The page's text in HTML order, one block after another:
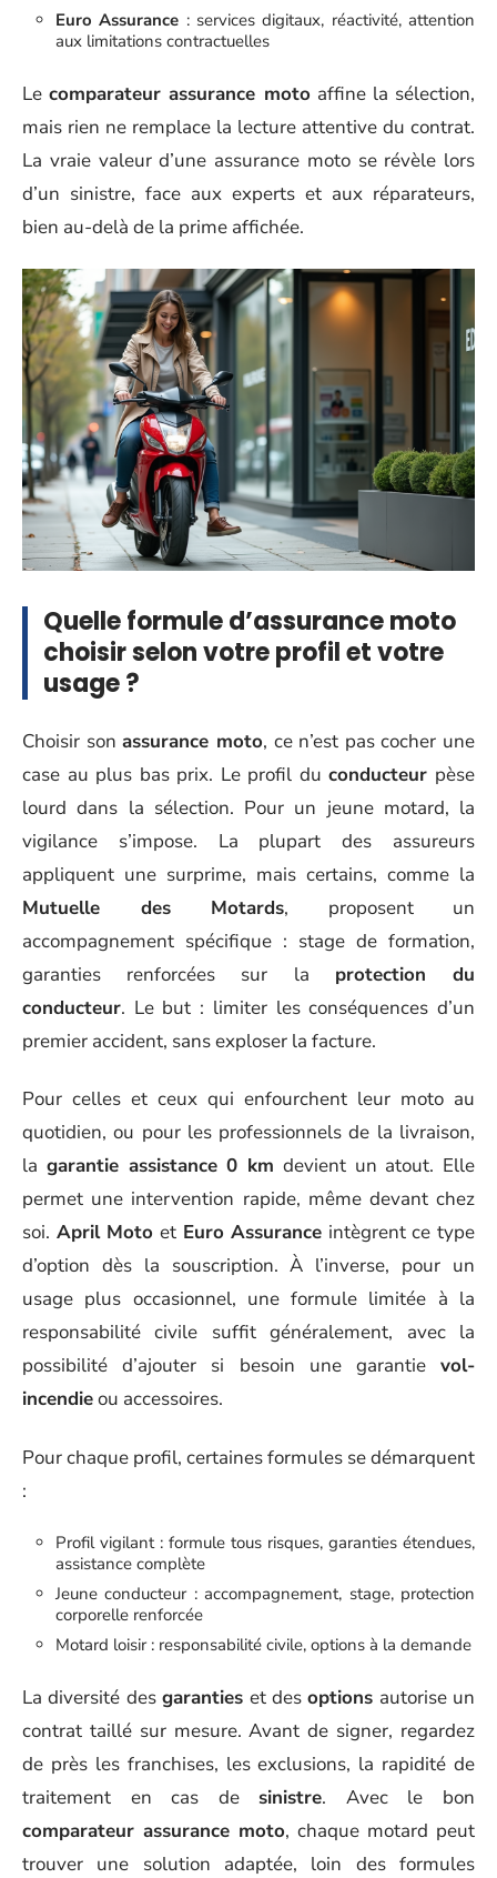
Euro Assurance : services digitaux, réactivité, attention
aux limitations contractuelles
Lecomparateur assurance moto affine la sélection,
mais rien ne remplace la lecture attentive du contrat.
La vraie valeur d’une assurance moto se révèle lors
d’un sinistre, face aux experts et aux réparateurs,
bien au-delà de la prime affichée.
Quelle formule d’assurance moto
choisir selon votre profil et votre
usage ?
Choisir sonassurance moto, ce n’est pas cocher une
case au plus bas prix. Le profil duconducteur pèse
lourd dans la sélection. Pour un jeune motard, la
vigilance s’impose. La plupart des assureurs
appliquent une surprime, mais certains, comme la
Mutuelle des Motards, proposent un
accompagnement spécifique : stage de formation,
garanties renforcées sur la protection du
conducteur. Le but : limiter les conséquences d’un
premier accident, sans exploser la facture.
Pour celles et ceux qui enfourchent leur moto au
quotidien, ou pour les professionnels de la livraison,
la garantie assistance 0 km devient un atout. Elle
permet une intervention rapide, même devant chez
soi. April Moto et Euro Assurance intègrent ce type
d’option dès la souscription. À l’inverse, pour un
usage plus occasionnel, une formule limitée à la
responsabilité civile suffit généralement, avec la
possibilité d’ajouter si besoin une garantie vol-
incendieou accessoires.
Pour chaque profil, certaines formules se démarquent
:
Profil vigilant : formule tous risques, garanties étendues,
assistance complète
Jeune conducteur : accompagnement, stage, protection
corporelle renforcée
Motard loisir : responsabilité civile, options à la demande
La diversité desgaranties et desoptions autorise un
contrat taillé sur mesure. Avant de signer, regardez
de près les franchises, les exclusions, la rapidité de
traitement en cas de sinistre. Avec le bon
comparateur assurance moto, chaque motard peut
trouver une solution adaptée, loin des formules